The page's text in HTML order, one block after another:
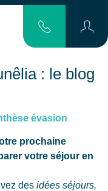
: le blog
évasion
prochaine
votre séjour en
des idées séjours,